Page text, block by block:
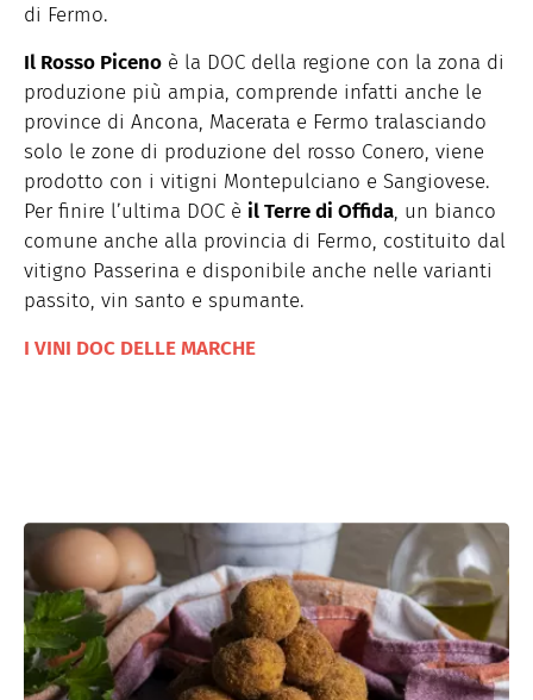
di Fermo.
Il Rosso Piceno è la DOC della regione con la zona di
produzione più ampia, comprende infatti anche le
province di Ancona, Macerata e Fermo tralasciando
solo le zone di produzione del rosso Conero, viene
prodotto con i vitigni Montepulciano e Sangiovese.
Per finire l’ultima DOC è il Terre di Offida, un bianco
comune anche alla provincia di Fermo, costituito dal
vitigno Passerina e disponibile anche nelle varianti
passito, vin santo e spumante.
I VINI DOC DELLE MARCHE